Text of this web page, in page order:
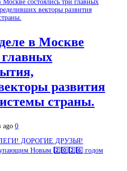
в Москве
главных
развития
страны.
ago 0